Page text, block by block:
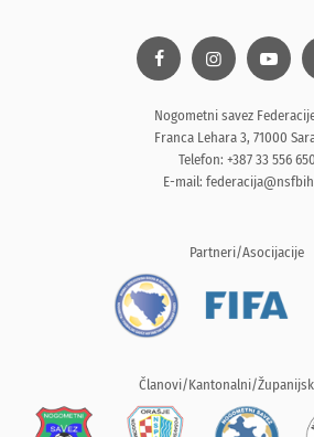
Nogometni savez
Franca Lehara 3, 71000
Telefon: +387 33 556 650
E-mail:
Partneri/Asocijacije
Članovi/Kantonalni/